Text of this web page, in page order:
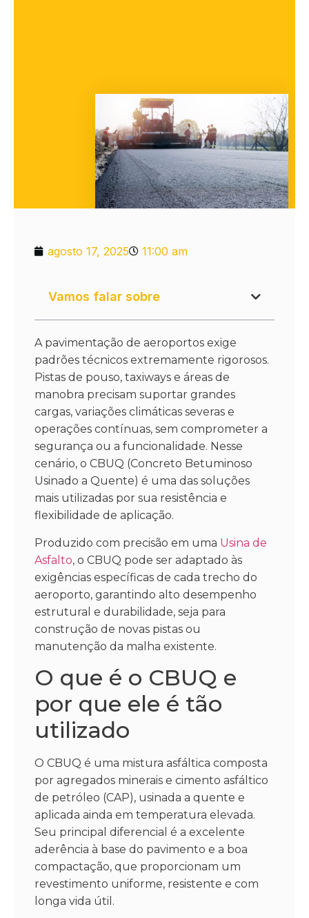
agosto 17, 2025 11:00 am
Vamos falar sobre
A pavimentação de aeroportos exige
padrões técnicos extremamente rigorosos.
Pistas de pouso, taxiways e áreas de
manobra precisam suportar grandes
cargas, variações climáticas severas e
operações contínuas, sem comprometer a
segurança ou a funcionalidade. Nesse
cenário, o CBUQ (Concreto Betuminoso
Usinado a Quente) é uma das soluções
mais utilizadas por sua resistência e
flexibilidade de aplicação.
Produzido com precisão em uma Usina de
Asfalto, o CBUQ pode ser adaptado às
exigências específicas de cada trecho do
aeroporto, garantindo alto desempenho
estrutural e durabilidade, seja para
construção de novas pistas ou
manutenção da malha existente.
O que é o CBUQ e
por que ele é tão
utilizado
O CBUQ é uma mistura asfáltica composta
por agregados minerais e cimento asfáltico
de petróleo (CAP), usinada a quente e
aplicada ainda em temperatura elevada.
Seu principal diferencial é a excelente
aderência à base do pavimento e a boa
compactação, que proporcionam um
revestimento uniforme, resistente e com
longa vida útil.